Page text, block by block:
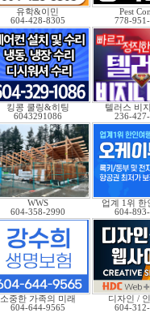
유학&이민
604-428-8305
Pest
778-
킹콩 쿨링&히팅
6043291086
텔러스 비
236-
WWS
604-358-2990
업계 1위 한
604-
소중한 가족의 미래
604-644-9565
디자인 /
604-